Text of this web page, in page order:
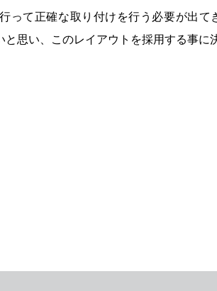
って正確な取り付けを行う必要が出
思い、このレイアウトを採用する事に